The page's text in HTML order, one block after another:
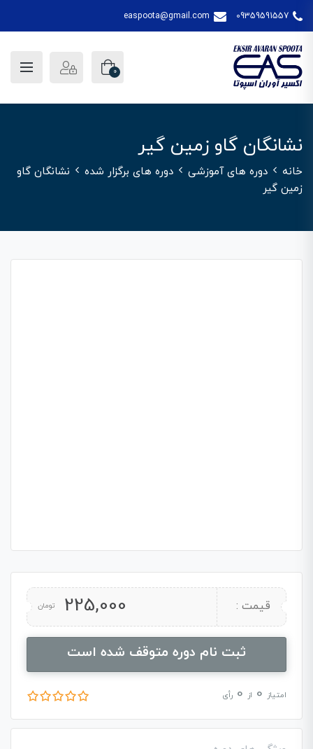
09359591557
easpoota@gmail.com
0
نشانگان گاو زمین گیر
خانه دوره های آموزشی دوره های برگزار شده
نشانگان گاو
زمین گیر
قیمت : 225,000 تومان
ثبت نام دوره متوقف شده است
امتیاز 0 از 0 رأی